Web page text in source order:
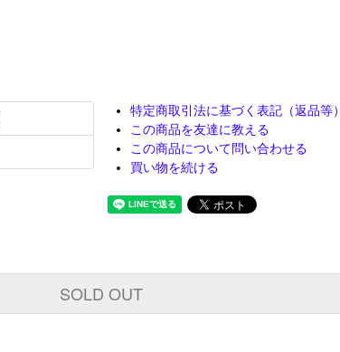
特定商取引法に基づく表記（返品等）
この商品を友達に教える
この商品について問い合わせる
買い物を続ける
SOLD OUT